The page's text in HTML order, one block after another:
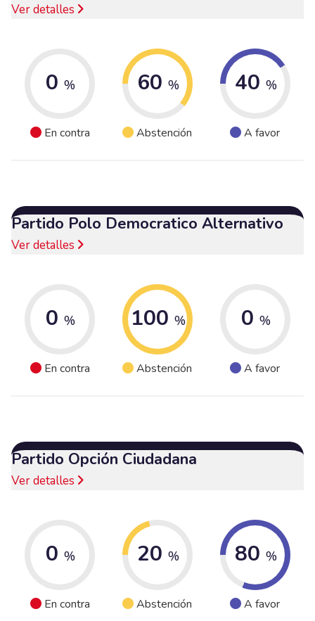
Ver detalles
0 %
En contra
60 %
Abstención
40 %
A favor
Partido Polo Democratico Alternativo
Ver detalles
0 %
En contra
100 %
Abstención
0 %
A favor
Partido Opción Ciudadana
Ver detalles
0 %
En contra
20 %
Abstención
80 %
A favor